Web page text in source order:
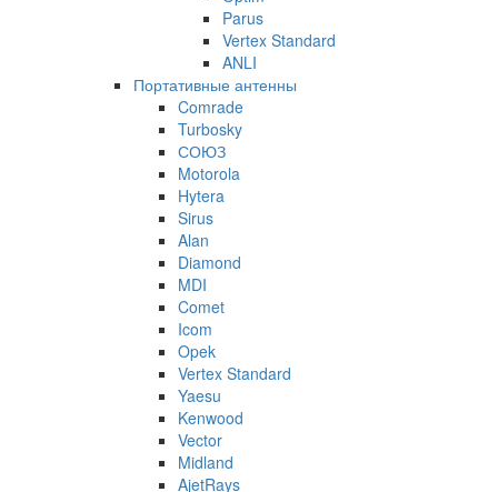
Parus
Vertex Standard
ANLI
Портативные антенны
Comrade
Turbosky
СОЮЗ
Motorola
Hytera
Sirus
Alan
Diamond
MDI
Comet
Icom
Opek
Vertex Standard
Yaesu
Kenwood
Vector
Midland
AjetRays